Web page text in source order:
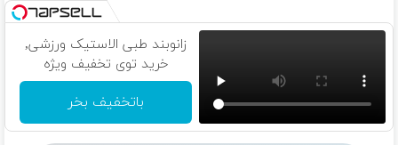
زانوبند طبی الاستیک ورزشی,
خرید توی تخفیف ویژه
باتخفیف بخر